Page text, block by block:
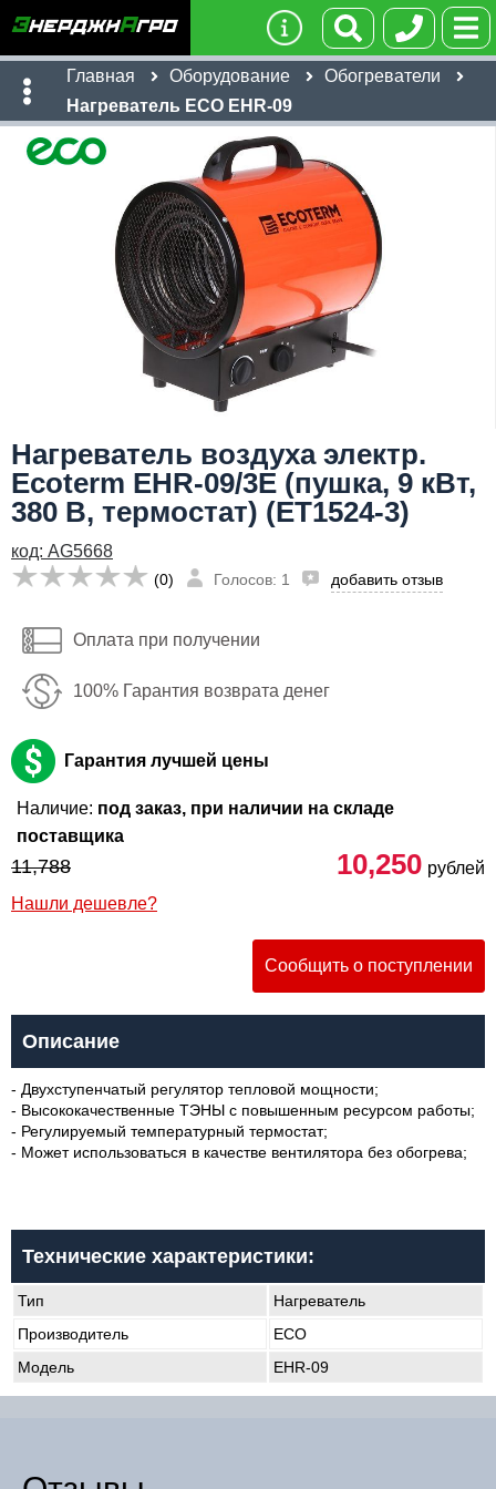
Главная Оборудование
Обогреватели
Нагреватель ECO EHR-09
Нагреватель воздуха электр.
Ecoterm EHR-09/3E (пушка, 9 кВт,
380 В, термостат) (ET1524-3)
код: AG5668
(0) Голосов: 1 добавить отзыв
Оплата при получении
100% Гарантия возврата денег
Гарантия лучшей цены
Наличие: под заказ, при наличии на складе
поставщика
11,788 10,250 рублей
Нашли дешевле?
Сообщить о поступлении
Описание
- Двухступенчатый регулятор тепловой мощности;
- Bысококачественные ТЭНЫ с повышенным ресурсом работы;
- Регулируемый температурный термостат;
- Может использоваться в качестве вентилятора без обогрева;
Технические характеристики:
Тип
Нагреватель
Производитель
ECO
Модель
EHR-09
10,250
Телефон*:
Я даю согласие на обработку персональных данных
10,250
Email:
Телефон :
Я даю согласие на
Я даю согласие наобработку персональных данных
Отправить